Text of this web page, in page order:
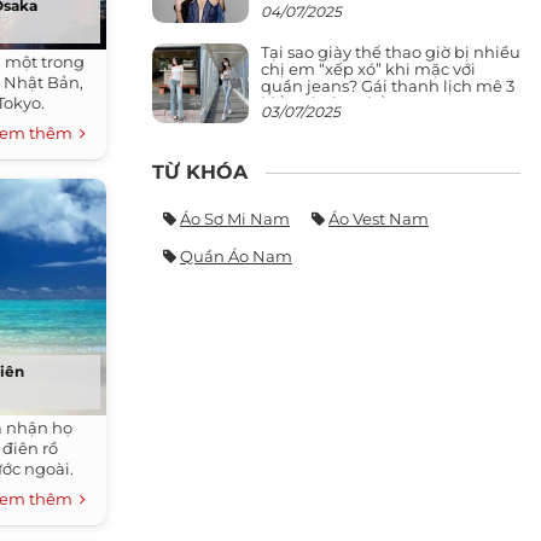
một trong
Nhật Bản,
thêm
nhận họ
rồ
ngoài.
thêm
04/07/2025
Tại sao giày thể thao giờ bị nhiều
chị em “xếp xó” khi mặc với
quần jeans? Gái thanh lịch mê 3
kiểu này hơn hẳn
03/07/2025
TỪ KHÓA
Áo Sơ Mi Nam
Áo Vest Nam
Quần Áo Nam